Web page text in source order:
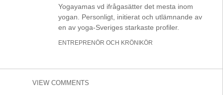
Yogayamas vd ifrågasätter det mesta inom
yogan. Personligt, initierat och utlämnande av
en av yoga-Sveriges starkaste profiler.
ENTREPRENÖR OCH KRÖNIKÖR
VIEW COMMENTS